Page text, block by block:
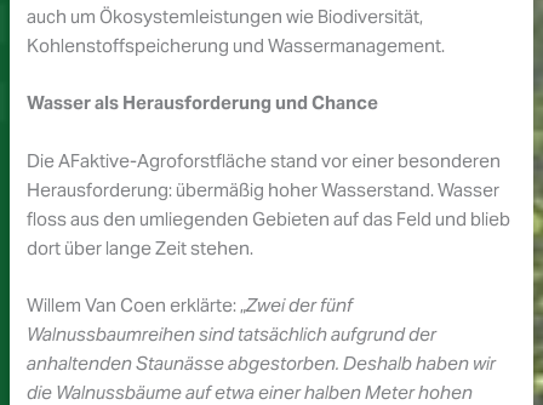
auch um Ökosystemleistungen wie Biodiversität,
Kohlenstoffspeicherung und Wassermanagement.
Wasser als Herausforderung und Chance
Die AFaktive-Agroforstfläche stand vor einer besonderen
Herausforderung: übermäßig hoher Wasserstand. Wasser
floss aus den umliegenden Gebieten auf das Feld und blieb
dort über lange Zeit stehen.
Willem Van Coen erklärte: „Zwei der fünf
Walnussbaumreihen sind tatsächlich aufgrund der
anhaltenden Staunässe abgestorben. Deshalb haben wir
die Walnussbäume auf etwa einer halben Meter hohen